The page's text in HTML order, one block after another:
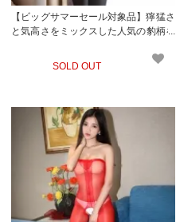
【ビッグサマーセール対象品】獰猛さ
と気高さをミックスした人気の豹柄を
ング(STOCKING)
SOLD OUT